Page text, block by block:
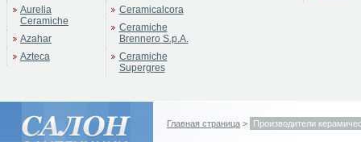
Aurelia
Ceramiche
Azahar
Azteca
Ceramicalcora
Ceramiche
Brennero S.p.A.
Ceramiche
Supergres
Главная страница > Производители